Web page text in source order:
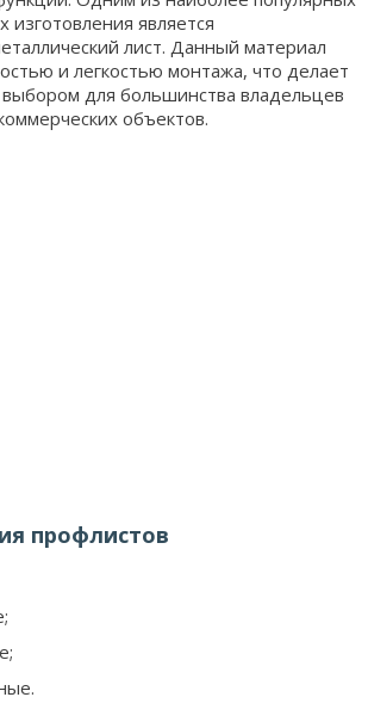
изготовления является
лист. Данный материал
и легкостью монтажа, что делает
для большинства владельцев
объектов.
профлистов